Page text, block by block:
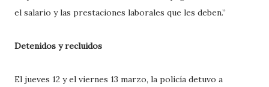
el salario y las prestaciones laborales que les deben.”
Detenidos y recluidos
El jueves 12 y el viernes 13 marzo, la policía detuvo a